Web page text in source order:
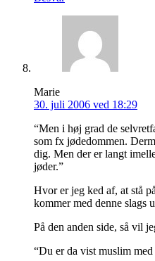
Marie
30. juli 2006 ved 18:29
“Men i høj grad de
som fx jødedommen.
dig. Men der er langt
jøder.”
Hvor er jeg ked af, at stå
kommer med denne slags
På den anden side, så vil
“Du er da vist muslim